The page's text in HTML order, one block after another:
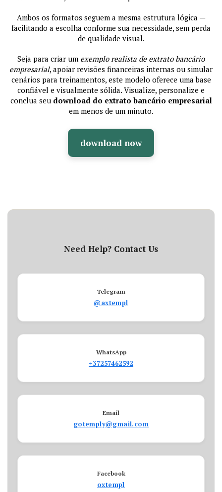
Ambos os formatos seguem a mesma estrutura lógica —
facilitando a escolha conforme sua necessidade, sem perda
de qualidade visual.
Seja para criar um exemplo realista de extrato bancário
empresarial, apoiar revisões financeiras internas ou simular
cenários para treinamentos, este modelo oferece uma base
confiável e visualmente sólida. Visualize, personalize e
conclua seu download do extrato bancário empresarial
em menos de um minuto.
download now
Need Help? Contact Us
Telegram
@axtempl
WhatsApp
+37257462592
Email
gotemply@gmail.com
Facebook
oxtempl